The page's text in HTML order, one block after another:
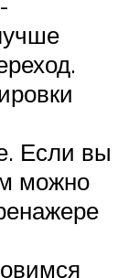
Если вы
можно